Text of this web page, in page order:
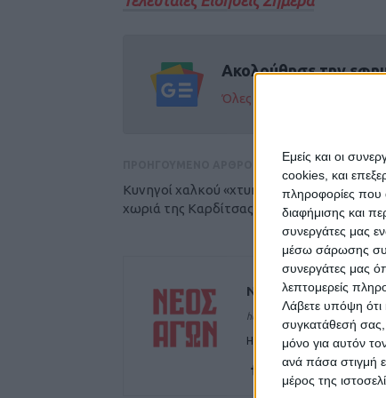
Εμείς και οι
cookies, και
πληροφορίες που
διαφήμισης και
συνεργάτες μας
μέσω σάρωσης
συνεργάτες μας
λεπτομερείς
Λάβετε υπόψη ότι
συγκατάθεσή σας,
μόνο για αυτόν
ανά πάσα στιγμή
μέρος της
Ακολούθησε την
Όλες οι εξελίξεις στην
Κυνηγοί χαλκού «χτυπούν» Κοιμητήρια σε
χωριά της Καρδίτσας
ΝΕΟΣ ΑΓΩΝ
https://neosagon.gr
Η Αρχαιότερη Καθημερινή